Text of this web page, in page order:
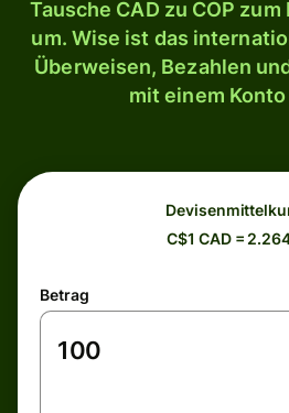
Tausche CAD zu COP
um. Wise ist das
Überweisen, Bezahlen
mit einem
C$1 CAD =
Betrag